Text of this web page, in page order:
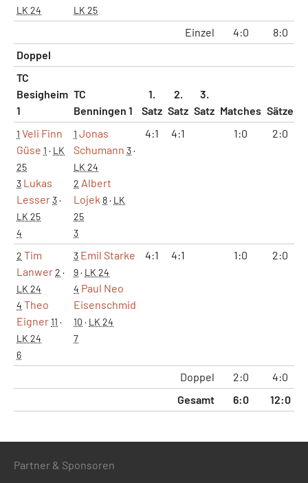
LK 24
LK 25
Einzel 4:0 8:0
Doppel
TC
Besigheim
1
TC
Benningen 1
1.
Satz
2.
Satz
3.
Satz Matches Sätze
1 Veli Finn
Güse 1 · LK
25
3 Lukas
Lesser3·
LK 25
4
1 Jonas
Schumann 3·
LK 24
2 Albert
Lojek 8· LK
25
3
4:1 4:1 1:0 2:0
2 Tim
Lanwer2 ·
LK 24
4 Theo
Eigner11 ·
LK 24
6
3 Emil Starke
9· LK 24
4 Paul Neo
Eisenschmid
10 · LK 24
7
4:1 4:1 1:0 2:0
Doppel 2:0 4:0
Gesamt
6:0 12:0
Partner & Sponsoren